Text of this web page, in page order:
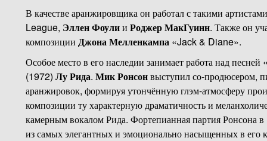
В качестве аранжировщика он работал с такими
League, Эллен Фоулии Роджер МакГуинн. Также он
композиции Джона Мелленкампа«Jack & Diane».
Особое место в его наследии занимает работа над
(1972) Лу Рида. Мик Ронсонвыступил со-продюсером,
аранжировок, формируя утончённую глэм-атмосферу
композиции ту характерную драматичность и
камерным вокалом Рида. Фортепианная партия Ронсона
из самых элегантных и эмоционально насыщенных в его